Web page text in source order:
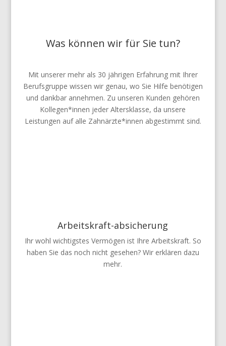
Was können wir für Sie tun?
Mit unserer mehr als 30 jährigen Erfahrung mit Ihrer
Berufsgruppe wissen wir genau, wo Sie Hilfe benötigen
und dankbar annehmen. Zu unseren Kunden gehören
Kollegen*innen jeder Altersklasse, da unsere
Leistungen auf alle Zahnärzte*innen abgestimmt sind.
Arbeitskraft-absicherung
Ihr wohl wichtigstes Vermögen ist Ihre Arbeitskraft. So
haben Sie das noch nicht gesehen? Wir erklären dazu
mehr.